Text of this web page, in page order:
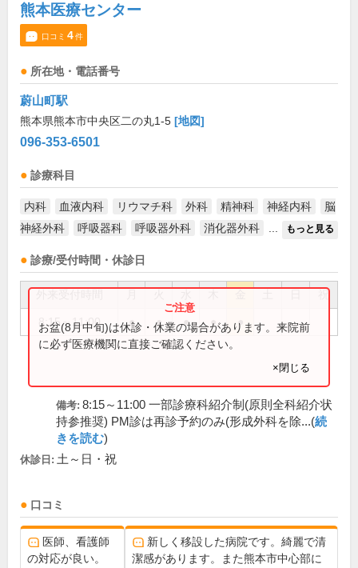
熊本医療センター
口コミ 4件
所在地・電話番号
蔚山町駅
熊本県熊本市中央区二の丸1-5 [地図]
096-353-6501
診療科目
内科 血液内科 リウマチ科 外科 精神科 神経内科
脳
神経外科
呼吸器科 呼吸器外科 消化器外科 もっと見る
診療/受付時間・休診日
祝
8:15～11:00 ● ● ● ● ●
お盆(8月中旬)は休診・休業の場合があります。来院前
に必ず医療機関に直接ご確認ください。
×閉じる
備考: 8:15～11:00 一部診療科紹介制(原則全科紹介状
持参推奨) PM診は再診予約のみ(形成外科を除...(続
きを読む)
休診日: 土～日・祝
口コミ
医師、看護師
の対応が良い。
新しく移設した病院です。綺麗で清
潔感があります。また熊本市中心部に